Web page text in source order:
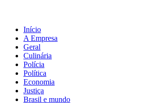
Início
A Empresa
Geral
Culinária
Polícia
Política
Economia
Justiça
Brasil e mundo